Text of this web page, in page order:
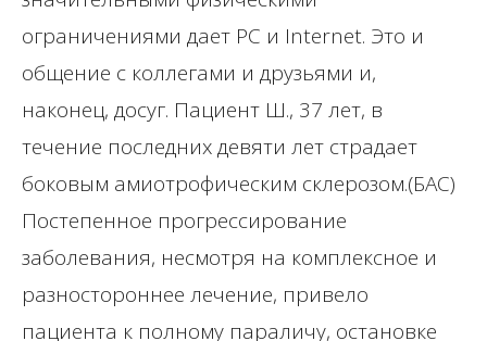
ограничениями дает PC и Internet. Это и
общение с коллегами и друзьями и,
наконец, досуг. Пациент Ш., 37 лет, в
течение последних девяти лет страдает
боковым амиотрофическим склерозом.(БАС)
Постепенное прогрессирование
заболевания, несмотря на комплексное и
разностороннее лечение, привело
пациента к полному параличу, остановке